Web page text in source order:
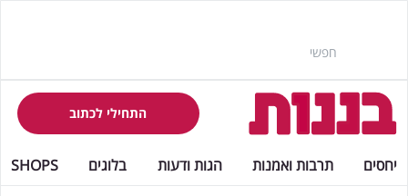
התחילי לכתוב
יחסים תרבות ואמנות הגות ודעות בלוגים SHOPS